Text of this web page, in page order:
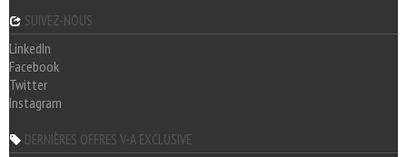
SUIVEZ-NOUS
LinkedIn
Facebook
Twitter
Instagram
DERNIÈRES OFFRES V-A EXCLUSIVE